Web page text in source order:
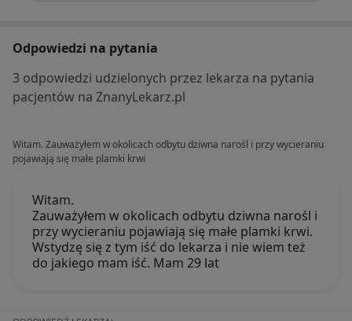
Odpowiedzi na pytania
3 odpowiedzi udzielonych przez lekarza na pytania
pacjentów na ZnanyLekarz.pl
Witam. Zauważyłem w okolicach odbytu dziwna narośl i przy wycieraniu
pojawiają się małe plamki krwi
Witam.
Zauważyłem w okolicach odbytu dziwna narośl i
przy wycieraniu pojawiają się małe plamki krwi.
Wstydzę się z tym iść do lekarza i nie wiem też
do jakiego mam iść. Mam 29 lat